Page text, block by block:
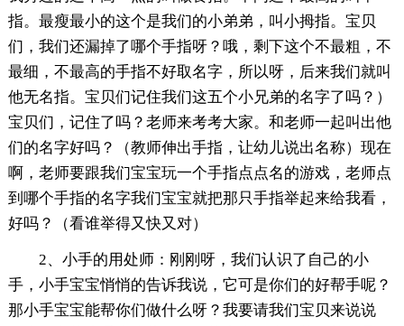
指。最瘦最小的这个是我们的小弟弟，叫小拇指。宝贝
们，我们还漏掉了哪个手指呀？哦，剩下这个不最粗，不
最细，不最高的手指不好取名字，所以呀，后来我们就叫
他无名指。宝贝们记住我们这五个小兄弟的名字了吗？）
宝贝们，记住了吗？老师来考考大家。和老师一起叫出他
们的名字好吗？（教师伸出手指，让幼儿说出名称）现在
啊，老师要跟我们宝宝玩一个手指点点名的游戏，老师点
到哪个手指的名字我们宝宝就把那只手指举起来给我看，
好吗？（看谁举得又快又对）
2、小手的用处师：刚刚呀，我们认识了自己的小
手，小手宝宝悄悄的告诉我说，它可是你们的好帮手呢？
那小手宝宝能帮你们做什么呀？我要请我们宝贝来说说